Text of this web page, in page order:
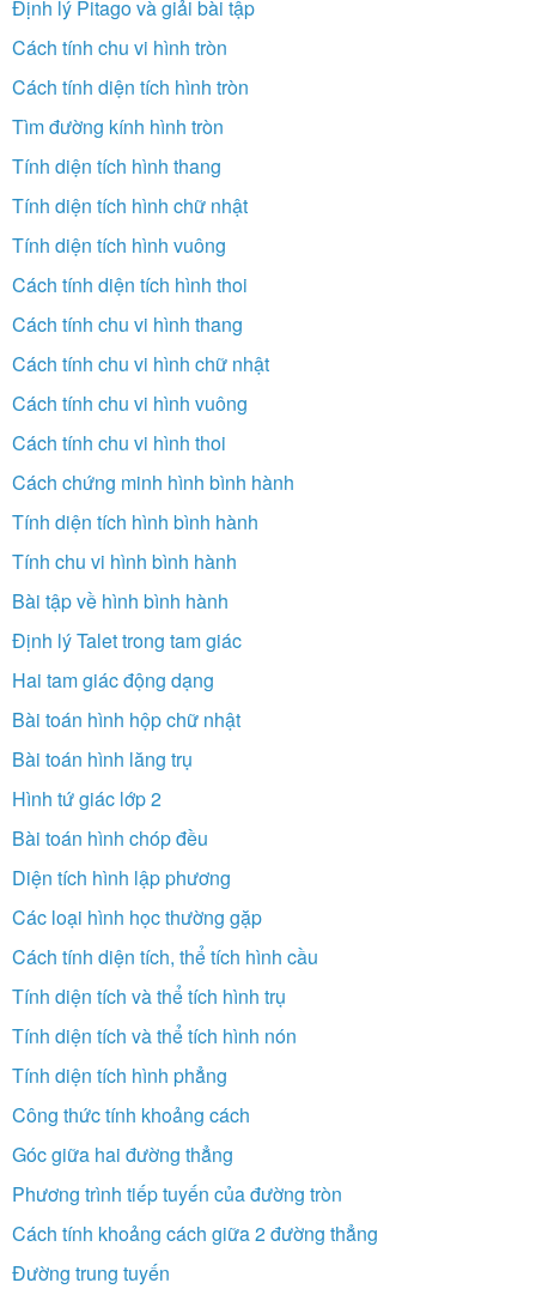
Định lý Pitago và giải bài tập
Cách tính chu vi hình tròn
Cách tính diện tích hình tròn
Tìm đường kính hình tròn
Tính diện tích hình thang
Tính diện tích hình chữ nhật
Tính diện tích hình vuông
Cách tính diện tích hình thoi
Cách tính chu vi hình thang
Cách tính chu vi hình chữ nhật
Cách tính chu vi hình vuông
Cách tính chu vi hình thoi
Cách chứng minh hình bình hành
Tính diện tích hình bình hành
Tính chu vi hình bình hành
Bài tập về hình bình hành
Định lý Talet trong tam giác
Hai tam giác động dạng
Bài toán hình hộp chữ nhật
Bài toán hình lăng trụ
Hình tứ giác lớp 2
Bài toán hình chóp đều
Diện tích hình lập phương
Các loại hình học thường gặp
Cách tính diện tích, thể tích hình cầu
Tính diện tích và thể tích hình trụ
Tính diện tích và thể tích hình nón
Tính diện tích hình phẳng
Công thức tính khoảng cách
Góc giữa hai đường thẳng
Phương trình tiếp tuyến của đường tròn
Cách tính khoảng cách giữa 2 đường thẳng
Đường trung tuyến